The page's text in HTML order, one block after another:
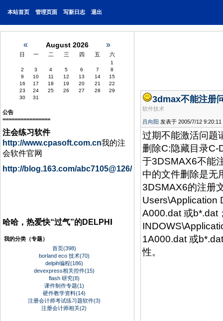
本站首页 管理页面 写新日志 退出
« August 2026 »
日 一 二 三 四 五 六
1
2
3 4 5 6 7
8
9
10 11 12 13 14
15
16
17 18 19 20 21
22
23
24 25 26 27 28
29
30
31
公告
================
注会练习软件
http://www.cpasoft.com.cn我的注
会软件官网
http://blog.163.com/abc7105@126/
哈哈，热爱快“过气”的DELPH I
我的分类（专题）
首页(398)
borland eco 技术(70)
delpih编程(186)
devexpress相关控件(15)
flash 研究(8)
课件制作专题(1)
硬件教学资料(14)
注册会计师考试练习题软件(3)
注册会计师相关(2)
3dmax不能注册
软件技术
吕向阳 发表于 2005/7/12 9:20:11
过期不能激活问题
删除C:隐藏目录C-
于3DSMAX6不能
中的文件删除是
3DSMAX6的注
Users\Application
A000.dat 或
1A000.dat 或
性。